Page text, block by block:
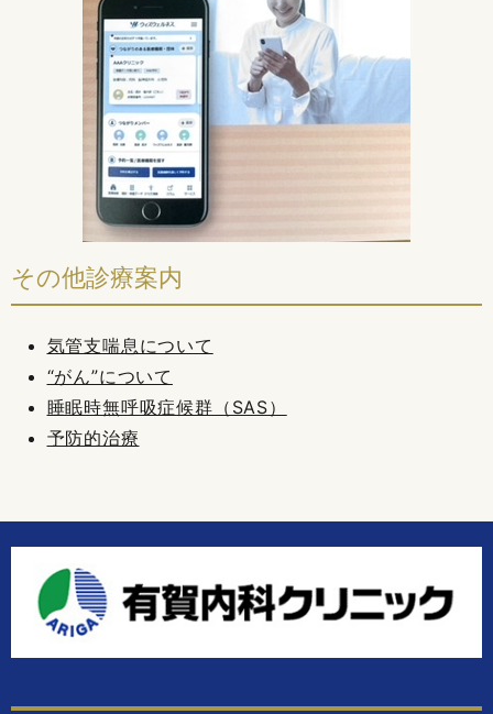
その他診療案内
気管支喘息について
“がん”について
睡眠時無呼吸症候群（SAS）
予防的治療